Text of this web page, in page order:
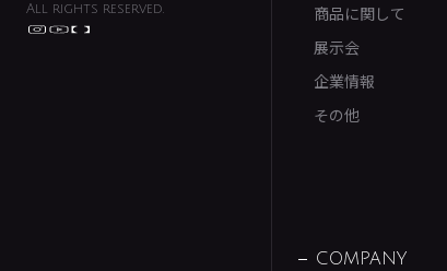
All rights reserved.
商品に関して
展示会
企業情報
その他
COMPANY